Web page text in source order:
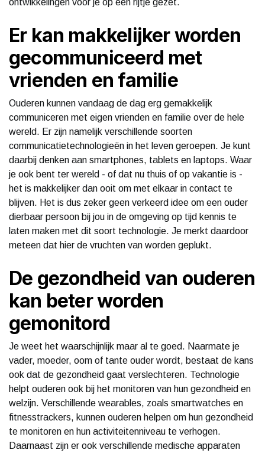
Er kan makkelijker worden
gecommuniceerd met
vrienden en familie
Ouderen kunnen vandaag de dag erg gemakkelijk
communiceren met eigen vrienden en familie over de hele
wereld. Er zijn namelijk verschillende soorten
communicatietechnologieën in het leven geroepen. Je kunt
daarbij denken aan smartphones, tablets en laptops. Waar
je ook bent ter wereld - of dat nu thuis of op vakantie is -
het is makkelijker dan ooit om met elkaar in contact te
blijven. Het is dus zeker geen verkeerd idee om een ouder
dierbaar persoon bij jou in de omgeving op tijd kennis te
laten maken met dit soort technologie. Je merkt daardoor
meteen dat hier de vruchten van worden geplukt.
De gezondheid van ouderen
kan beter worden
gemonitord
Je weet het waarschijnlijk maar al te goed. Naarmate je
vader, moeder, oom of tante ouder wordt, bestaat de kans
ook dat de gezondheid gaat verslechteren. Technologie
helpt ouderen ook bij het monitoren van hun gezondheid en
welzijn. Verschillende wearables, zoals smartwatches en
fitnesstrackers, kunnen ouderen helpen om hun gezondheid
te monitoren en hun activiteitenniveau te verhogen.
Daarnaast zijn er ook verschillende medische apparaten